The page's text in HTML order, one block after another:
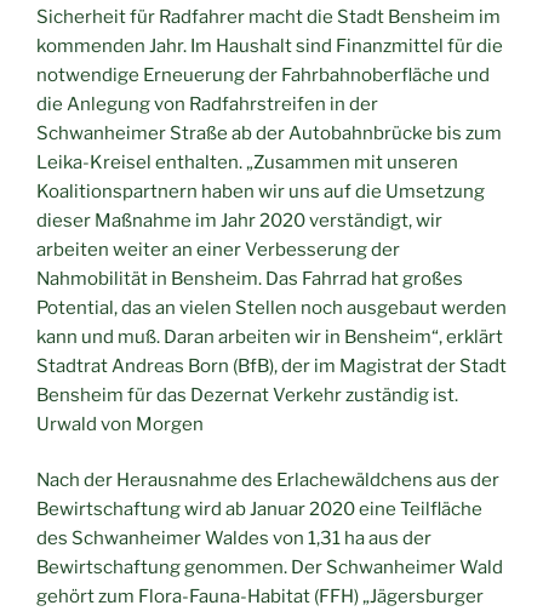
Sicherheit für Radfahrer macht die Stadt Bensheim im
kommenden Jahr. Im Haushalt sind Finanzmittel für die
notwendige Erneuerung der Fahrbahnoberfläche und
die Anlegung von Radfahrstreifen in der
Schwanheimer Straße ab der Autobahnbrücke bis zum
Leika-Kreisel enthalten. „Zusammen mit unseren
Koalitionspartnern haben wir uns auf die Umsetzung
dieser Maßnahme im Jahr 2020 verständigt, wir
arbeiten weiter an einer Verbesserung der
Nahmobilität in Bensheim. Das Fahrrad hat großes
Potential, das an vielen Stellen noch ausgebaut werden
kann und muß. Daran arbeiten wir in Bensheim“, erklärt
Stadtrat Andreas Born (BfB), der im Magistrat der Stadt
Bensheim für das Dezernat Verkehr zuständig ist.
Urwald von Morgen
Nach der Herausnahme des Erlachewäldchens aus der
Bewirtschaftung wird ab Januar 2020 eine Teilfläche
des Schwanheimer Waldes von 1,31 ha aus der
Bewirtschaftung genommen. Der Schwanheimer Wald
gehört zum Flora-Fauna-Habitat (FFH) „Jägersburger